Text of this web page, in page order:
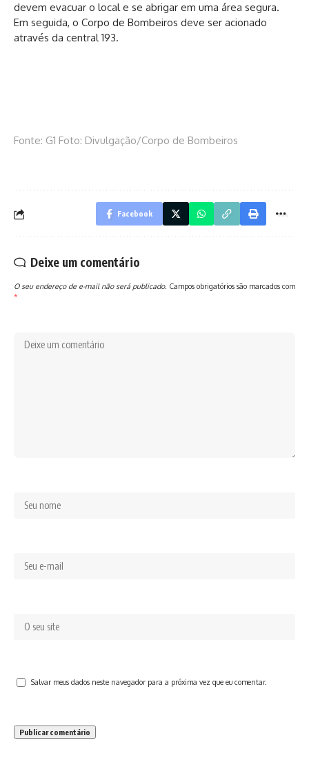
devem evacuar o local e se abrigar em uma área segura.
Em seguida, o Corpo de Bombeiros deve ser acionado
através da central 193.
Fonte: G1 Foto: Divulgação/Corpo de Bombeiros
Facebook
Deixe um comentário
O seu endereço de e-mail não será publicado. Campos obrigatórios são marcados com
*
Salvar meus dados neste navegador para a próxima vez que eu comentar.